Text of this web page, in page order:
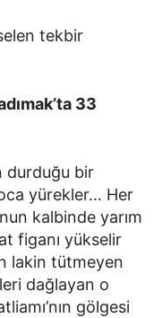
tekbir
33
durduğu bir
yürekler… Her
kalbinde yarım
figanı yükselir
lakin tütmeyen
dağlayan o
gölgesi